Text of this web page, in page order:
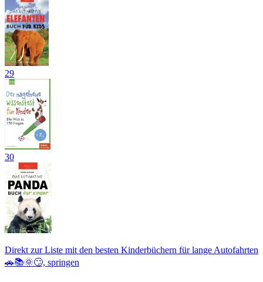
29
30
Direkt zur Liste mit den besten Kinderbüchern für lange Autofahrten
🚗📚🌞🙄, springen